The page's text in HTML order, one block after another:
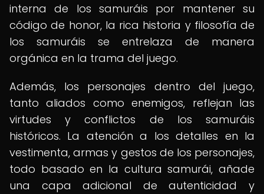
interna de los samuráis por mantener su
código de honor, la rica historia y filosofía de
los samuráis se entrelaza de manera
orgánica en la trama del juego.
Además, los personajes dentro del juego,
tanto aliados como enemigos, reflejan las
virtudes y conflictos de los samuráis
históricos. La atención a los detalles en la
vestimenta, armas y gestos de los personajes,
todo basado en la cultura samurái, añade
una capa adicional de autenticidad y